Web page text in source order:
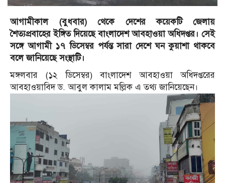
আগামীকাল (বুধবার) থেকে দেশের কয়েকটি জেলায়
শৈত্যপ্রবাহের ইঙ্গিত দিয়েছে বাংলাদেশ আবহাওয়া অধিদপ্তর। সেই
সঙ্গে আগামী ১৭ ডিসেম্বর পর্যন্ত সারা দেশে ঘন কুয়াশা থাকবে
বলে জানিয়েছে সংস্থাটি।
মঙ্গলবার (১২ ডিসেম্বর) বাংলাদেশ আবহাওয়া অধিদপ্তরের
আবহাওয়াবিদ ড. আবুল কালাম মল্লিক এ তথ্য জানিয়েছেন।